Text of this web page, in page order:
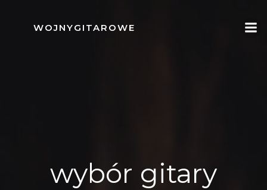
content
WOJNYGITAROWE
wybór gitary